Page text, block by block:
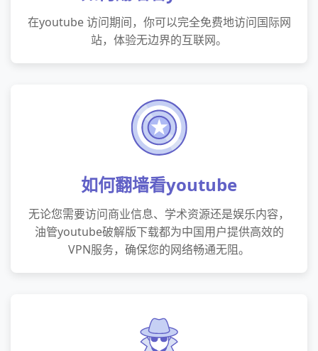
在youtube 访问期间，你可以完全免费地访问国际网
站，体验无边界的互联网。
如何翻墙看youtube
无论您需要访问商业信息、学术资源还是娱乐内容，
油管youtube破解版下载都为中国用户提供高效的
VPN服务，确保您的网络畅通无阻。